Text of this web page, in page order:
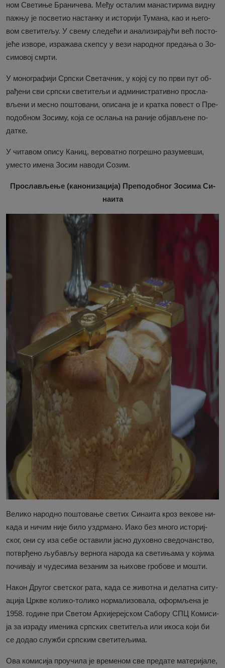
ном Све­ти­ње Бра­ни­че­ва. Ме­ђу оста­лим ма­на­сти­ри­ма вид­ну
па­жњу је по­све­тио на­стан­ку и исто­ри­ји Ту­ма­на, као и ње­го­
вом све­ти­те­љу. У све­му сле­де­ћи и ана­ли­зи­ра­ју­ћи већ по­сто­
је­ће из­во­ре, из­ра­жа­ва скеп­су у ве­зи на­род­ног пре­да­ња о Зо­
си­мо­вој смр­ти.
У мо­но­гра­фи­ји Срп­ски Све­тач­ник, у ко­јој су по пр­ви пут об­
ра­ђе­ни сви срп­ски све­ти­те­љи и ад­ми­ни­стра­тив­но про­сла­
вље­ни и ме­сно по­што­ва­ни, опи­са­на је и крат­ка по­вест о Пре­
по­доб­ном Зо­си­му, ко­ја се осла­ња на ра­ни­је об­ја­вље­не по­
дат­ке.
У чи­та­вом опи­су Ка­ниц, ве­ро­ват­но по­гре­шно раз­у­мев­ши,
уме­сто име­на Зо­сим на­во­ди Со­зим.
Про­сла­вље­ње (ка­но­ни­за­ци­ја) Пре­по­доб­ног Зо­си­ма Си­
на­и­та
Ве­ли­ко на­род­но по­што­ва­ње све­тих Си­на­и­та кроз ве­ко­ве ни­
ка­да и ни­чим ни­је би­ло уз­др­ма­но. Иако без мно­го исто­риј­
ског, они су иза се­бе оста­ви­ли ја­сно ду­хов­но све­до­чан­ство,
по­твр­ђе­но љу­ба­вљу вер­но­га на­ро­да ка све­ти­ња­ма у ко­ји­ма
по­чи­ва­ју и чу­де­си­ма ве­за­ним за њи­хо­ве гро­бо­ве и мо­шти.
На­кон Дру­гог свет­ског ра­та, ка­да се жи­вот­на и де­лат­на си­ту­
а­ци­ја Цр­кве ко­ли­ко-то­ли­ко нор­ма­ли­зо­ва­ла, оформ­ље­на је
1958. го­ди­не при Све­том Ар­хи­је­реј­ском Са­бо­ру СПЦ Ко­ми­си­
ја за из­ра­ду име­ни­ка срп­ских све­ти­те­ља или ико­са ко­ји би
се до­дао слу­жби срп­ским све­ти­те­љи­ма.
Ова ко­ми­си­ја про­у­чи­ла је вре­ме­ном све пре­да­те ма­те­ри­ја­ле,